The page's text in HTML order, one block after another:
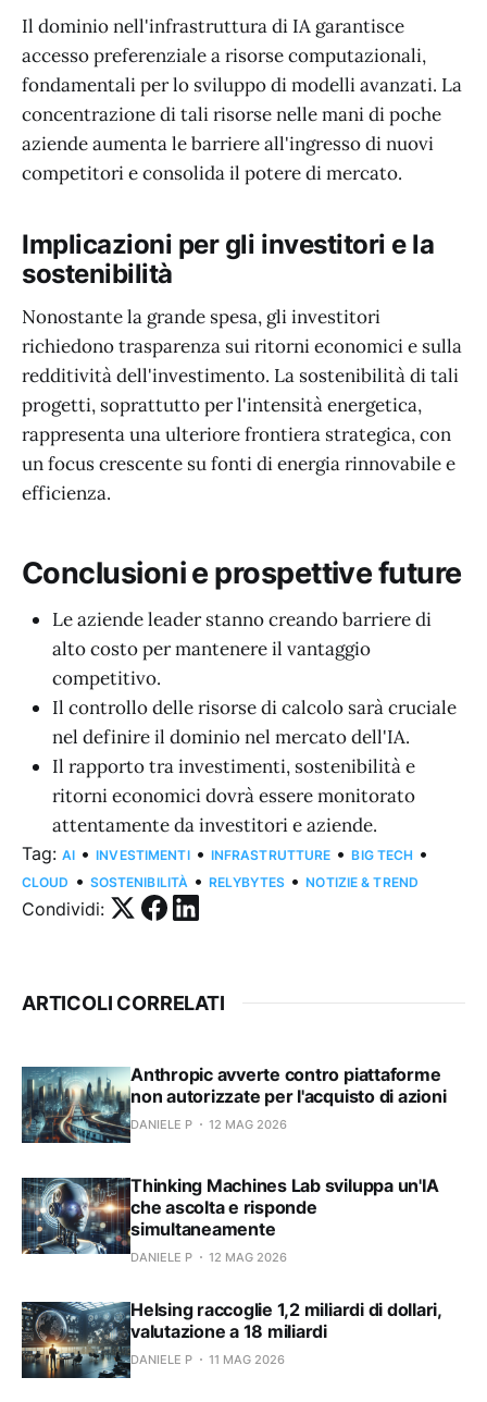
Il dominio nell'infrastruttura di IA garantisce
accesso preferenziale a risorse computazionali,
fondamentali per lo sviluppo di modelli avanzati. La
concentrazione di tali risorse nelle mani di poche
aziende aumenta le barriere all'ingresso di nuovi
competitori e consolida il potere di mercato.
Implicazioni per gli investitori e la
sostenibilità
Nonostante la grande spesa, gli investitori
richiedono trasparenza sui ritorni economici e sulla
redditività dell'investimento. La sostenibilità di tali
progetti, soprattutto per l'intensità energetica,
rappresenta una ulteriore frontiera strategica, con
un focus crescente su fonti di energia rinnovabile e
efficienza.
Conclusioni e prospettive future
Le aziende leader stanno creando barriere di
alto costo per mantenere il vantaggio
competitivo.
Il controllo delle risorse di calcolo sarà cruciale
nel definire il dominio nel mercato dell'IA.
Il rapporto tra investimenti, sostenibilità e
ritorni economici dovrà essere monitorato
attentamente da investitori e aziende.
Tag: AI • INVESTIMENTI • INFRASTRUTTURE • BIG TECH •
CLOUD • SOSTENIBILITÀ • RELYBYTES • NOTIZIE & TREND
Condividi:
ARTICOLI CORRELATI
Anthropic avverte contro piattaforme
non autorizzate per l'acquisto di azioni
DANIELE P 12 MAG 2026
Thinking Machines Lab sviluppa un'IA
che ascolta e risponde
simultaneamente
DANIELE P 12 MAG 2026
Helsing raccoglie 1,2 miliardi di dollari,
valutazione a 18 miliardi
DANIELE P 11 MAG 2026